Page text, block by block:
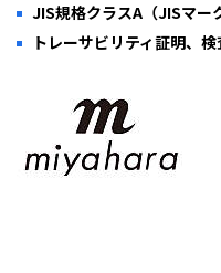
JIS規格クラスA（JISマー
トレーサビリティ証明、